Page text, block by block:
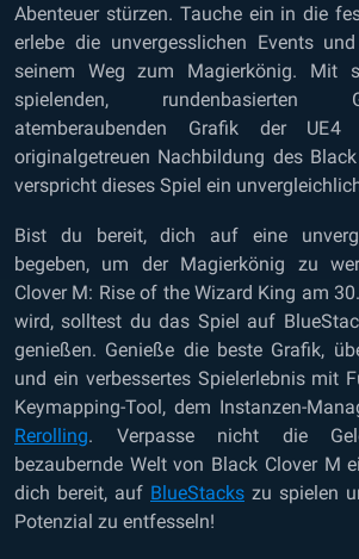
Abenteuer stürzen. Tauche ein in die
erlebe die unvergesslichen Events
seinem Weg zum Magierkönig. Mit
spielenden, rundenbasierten
atemberaubenden Grafik der
originalgetreuen Nachbildung des
verspricht dieses Spiel ein
Bist du bereit, dich auf eine
begeben, um der Magierkönig zu
Clover M: Rise of the Wizard King am
wird, solltest du das Spiel auf
genießen. Genieße die beste Grafik,
und ein verbessertes Spielerlebnis mit
Keymapping-Tool, dem Instanzen-
Rerolling. Verpasse nicht die
bezaubernde Welt von Black Clover M
dich bereit, auf BlueStacks zu spielen
Potenzial zu entfesseln!